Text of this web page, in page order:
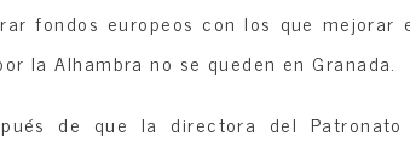
fondos europeos con los que
la Alhambra no se queden en Granada.
de que la directora del